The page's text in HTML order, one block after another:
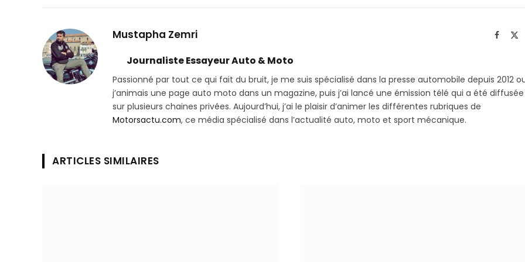
Mustapha Zemri
Journaliste Essayeur Auto & Moto
Passionné par tout ce qui fait du bruit, je me suis spécialisé dans la presse automobile depuis 2012
j’animais une page auto moto dans un magazine, puis j’ai lancé une émission télé qui a été diffusée
sur plusieurs chaines privées. Aujourd’hui, j’ai le plaisir d’animer les différentes rubriques de
Motorsactu.com, ce média spécialisé dans l’actualité auto, moto et sport mécanique.
ARTICLES SIMILAIRES